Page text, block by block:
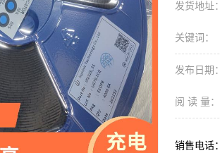
发货地址：
关键词：
发布日期：
阅 读 量：
销售电话：